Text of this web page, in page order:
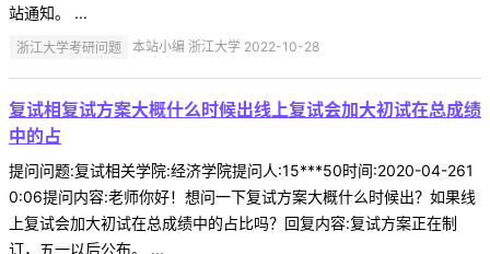
站通知。 ...
浙江大学考研问题 本站小编 浙江大学 2022-10-28
复试相复试方案大概什么时候出线上复试会加大初试在总成绩
中的占
提问问题:复试相关学院:经济学院提问人:15***50时间:2020-04-261
0:06提问内容:老师你好！想问一下复试方案大概什么时候出？如果线
上复试会加大初试在总成绩中的占比吗？回复内容:复试方案正在制
订，五一以后公布。 ...